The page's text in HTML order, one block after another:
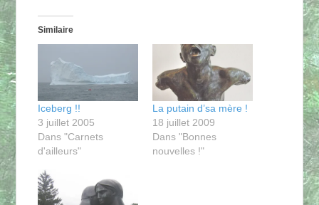
Similaire
Iceberg !!
3 juillet 2005
Dans "Carnets
d'ailleurs"
La putain d’sa mère !
18 juillet 2009
Dans "Bonnes
nouvelles !"